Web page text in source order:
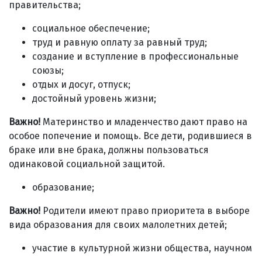
правительства;
социальное обеспечение;
труд и равную оплату за равный труд;
создание и вступление в профессиональные
союзы;
отдых и досуг, отпуск;
достойный уровень жизни;
Важно! Материнство и младенчество дают право на
особое попечение и помощь. Все дети, родившиеся в
браке или вне брака, должны пользоваться
одинаковой социальной защитой.
образование;
Важно! Родители имеют право приоритета в выборе
вида образования для своих малолетних детей;
участие в культурной жизни общества, научном